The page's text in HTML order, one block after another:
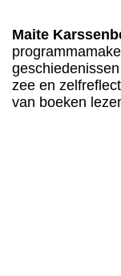
Maite
zee en
van boeken